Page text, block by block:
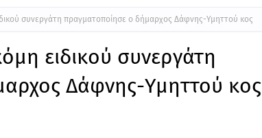
συνεργάτη πραγματοποίησε ο δήμαρχος Δάφνης-Υμηττού κος
ειδικού συνεργάτη
Δάφνης-Υμηττού κος